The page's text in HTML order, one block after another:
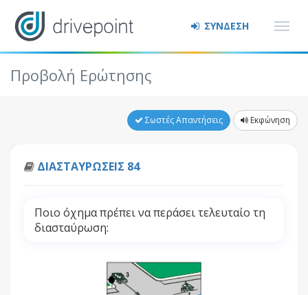
ΣΥΝΔΕΣΗ
Προβολή Ερώτησης
Σωστές Απαντήσεις Εκφώνηση
ΔΙΑΣΤΑΥΡΩΣΕΙΣ 84
Ποιο όχημα πρέπει να περάσει τελευταίο τη
διασταύρωση: